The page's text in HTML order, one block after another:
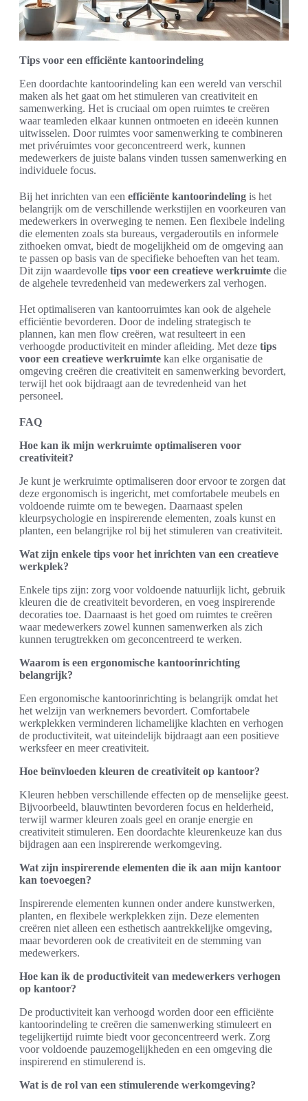
Tips voor een efficiënte kantoorindeling
Een doordachte kantoorindeling kan een wereld van verschil
maken als het gaat om het stimuleren van creativiteit en
samenwerking. Het is cruciaal om open ruimtes te creëren
waar teamleden elkaar kunnen ontmoeten en ideeën kunnen
uitwisselen. Door ruimtes voor samenwerking te combineren
met privéruimtes voor geconcentreerd werk, kunnen
medewerkers de juiste balans vinden tussen samenwerking en
individuele focus.
Bij het inrichten van een efficiënte kantoorindeling is het
belangrijk om de verschillende werkstijlen en voorkeuren van
medewerkers in overweging te nemen. Een flexibele indeling
die elementen zoals sta bureaus, vergaderoutils en informele
zithoeken omvat, biedt de mogelijkheid om de omgeving aan
te passen op basis van de specifieke behoeften van het team.
Dit zijn waardevolle tips voor een creatieve werkruimte die
de algehele tevredenheid van medewerkers zal verhogen.
Het optimaliseren van kantoorruimtes kan ook de algehele
efficiëntie bevorderen. Door de indeling strategisch te
plannen, kan men flow creëren, wat resulteert in een
verhoogde productiviteit en minder afleiding. Met deze tips
voor een creatieve werkruimte kan elke organisatie de
omgeving creëren die creativiteit en samenwerking bevordert,
terwijl het ook bijdraagt aan de tevredenheid van het
personeel.
FAQ
Hoe kan ik mijn werkruimte optimaliseren voor
creativiteit?
Je kunt je werkruimte optimaliseren door ervoor te zorgen dat
deze ergonomisch is ingericht, met comfortabele meubels en
voldoende ruimte om te bewegen. Daarnaast spelen
kleurpsychologie en inspirerende elementen, zoals kunst en
planten, een belangrijke rol bij het stimuleren van creativiteit.
Wat zijn enkele tips voor het inrichten van een creatieve
werkplek?
Enkele tips zijn: zorg voor voldoende natuurlijk licht, gebruik
kleuren die de creativiteit bevorderen, en voeg inspirerende
decoraties toe. Daarnaast is het goed om ruimtes te creëren
waar medewerkers zowel kunnen samenwerken als zich
kunnen terugtrekken om geconcentreerd te werken.
Waarom is een ergonomische kantoorinrichting
belangrijk?
Een ergonomische kantoorinrichting is belangrijk omdat het
het welzijn van werknemers bevordert. Comfortabele
werkplekken verminderen lichamelijke klachten en verhogen
de productiviteit, wat uiteindelijk bijdraagt aan een positieve
werksfeer en meer creativiteit.
Hoe beïnvloeden kleuren de creativiteit op kantoor?
Kleuren hebben verschillende effecten op de menselijke geest.
Bijvoorbeeld, blauwtinten bevorderen focus en helderheid,
terwijl warmer kleuren zoals geel en oranje energie en
creativiteit stimuleren. Een doordachte kleurenkeuze kan dus
bijdragen aan een inspirerende werkomgeving.
Wat zijn inspirerende elementen die ik aan mijn kantoor
kan toevoegen?
Inspirerende elementen kunnen onder andere kunstwerken,
planten, en flexibele werkplekken zijn. Deze elementen
creëren niet alleen een esthetisch aantrekkelijke omgeving,
maar bevorderen ook de creativiteit en de stemming van
medewerkers.
Hoe kan ik de productiviteit van medewerkers verhogen
op kantoor?
De productiviteit kan verhoogd worden door een efficiënte
kantoorindeling te creëren die samenwerking stimuleert en
tegelijkertijd ruimte biedt voor geconcentreerd werk. Zorg
voor voldoende pauzemogelijkheden en een omgeving die
inspirerend en stimulerend is.
Wat is de rol van een stimulerende werkomgeving?